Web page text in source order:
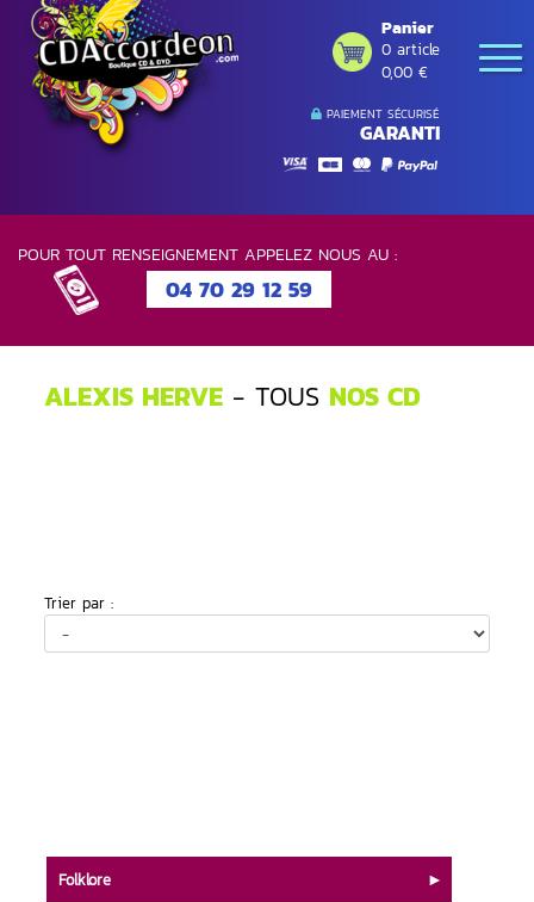
PAIEMENT SÉCURISÉ
GARANTI
Panier
0 article
0,00 €
POUR TOUT RENSEIGNEMENT APPELEZ NOUS AU :
04 70 29 12 59
ALEXIS HERVE - TOUS NOS CD
Trier par :
Folklore